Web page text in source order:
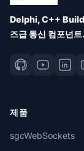
Delphi, C++
즈급 통신 컴포넌트.
제품
sgcWebSockets